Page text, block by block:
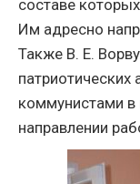
составе
Им адресно
Также В. Е.
патриотических
коммунистами в
направлении